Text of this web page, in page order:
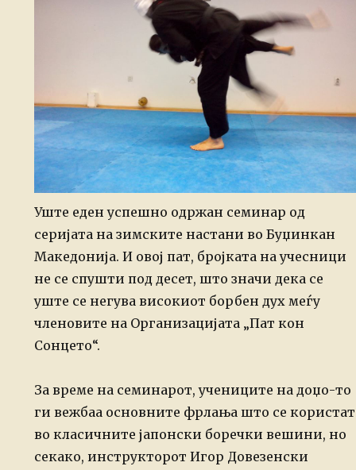
Уште еден успешно одржан семинар од
серијата на зимските настани во Буџинкан
Македонија. И овој пат, бројката на учесници
не се спушти под десет, што значи дека се
уште се негува високиот борбен дух меѓу
членовите на Организацијата „Пат кон
Сонцето“.
За време на семинарот, учениците на доџо-то
ги вежбаа основните фрлања што се користат
во класичните јапонски боречки вешини, но
секако, инструкторот Игор Довезенски